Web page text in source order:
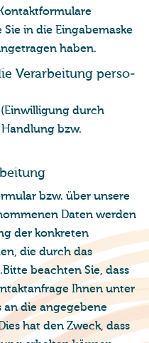
in die Eingabemaske
haben.
Ver­ar­bei­tung per­so­
(Einwilligung durch
bzw.
bzw. über unsere
Daten werden
der konkreten
die durch das
beachten Sie, dass
Ihnen unter
an die angegebene
hat den Zweck, dass